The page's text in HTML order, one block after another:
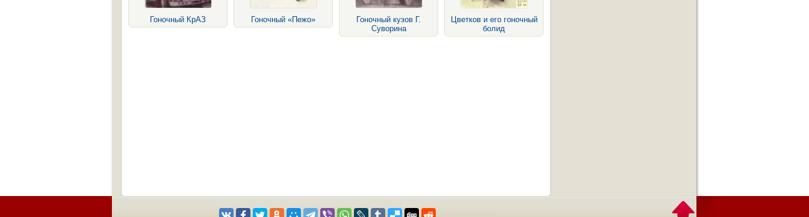
Гоночный КрАЗ Гоночный «Пежо»
Гоночный кузов Г.
Суворина
Цветков и его гоночный
болид